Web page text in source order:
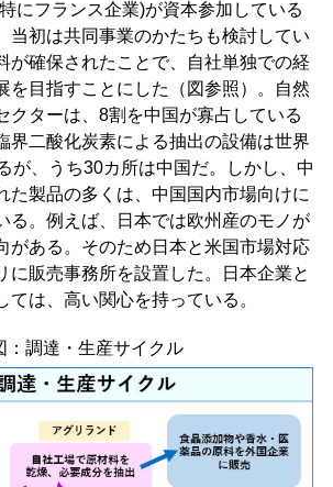
にフランス企業)が資本参加している
当初は共同事業のかたちも検討してい
が確保されたことで、自社単独での経
を目指すことにした（図参照）。自然
クターは、8割を中国が寡占している
界二酸化炭素による抽出の設備は世界
が、うち30カ所は中国だ。しかし、中
た製品の多くは、中国国内市場向けに
る。例えば、日本では欧州産のモノが
がある。そのため日本と米国市場対応
に販売事務所を設置した。日本企業と
ては、高い関心を持っている。
：調達・生産サイクル